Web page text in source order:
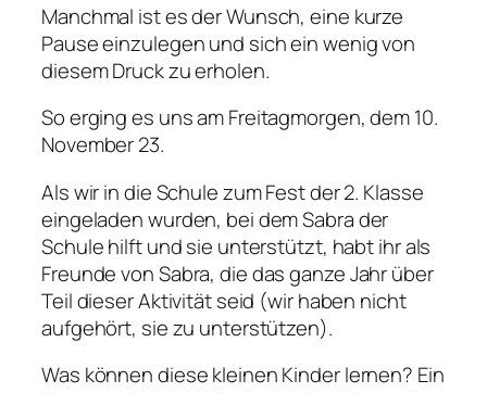
Manchmal ist es der Wunsch, eine kurze
Pause einzulegen und sich ein wenig von
diesem Druck zu erholen.
So erging es uns am Freitagmorgen, dem 10.
November 23.
Als wir in die Schule zum Fest der 2. Klasse
eingeladen wurden, bei dem Sabra der
Schule hilft und sie unterstützt, habt ihr als
Freunde von Sabra, die das ganze Jahr über
Teil dieser Aktivität seid (wir haben nicht
aufgehört, sie zu unterstützen).
Was können diese kleinen Kinder lernen? Ein